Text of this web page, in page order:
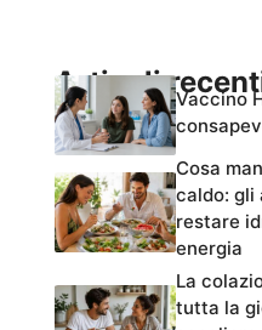
Articoli
Vaccino
Cosa
caldo: gli
restare
energia
La
tutta la